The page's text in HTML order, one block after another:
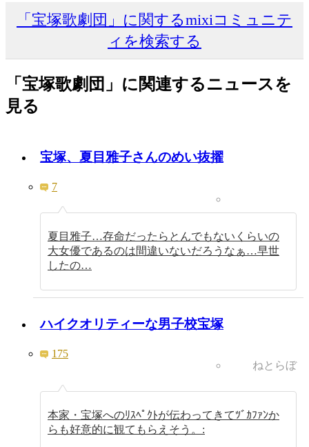
「宝塚歌劇団」に関するmixiコミュニテ
ィを検索する
「宝塚歌劇団」に関連するニュースを
見る
宝塚、夏目雅子さんのめい抜擢
7
夏目雅子…存命だったらとんでもないくらいの
大女優であるのは間違いないだろうなぁ…早世
したの…
ハイクオリティーな男子校宝塚
175
ねとらぼ
本家・宝塚へのﾘｽﾍﾟｸﾄが伝わってきてﾂﾞｶﾌｧﾝか
らも好意的に観てもらえそう。: